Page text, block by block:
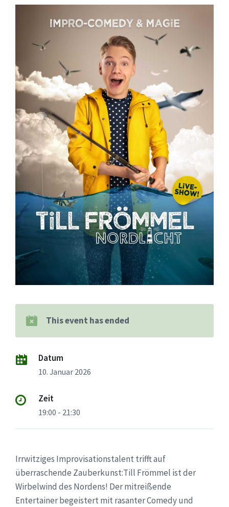
This event has ended
Datum
10. Januar 2026
Zeit
19:00 - 21:30
Irrwitziges Improvisationstalent trifft auf
überraschende Zauberkunst:Till Frömmel ist der
Wirbelwind des Nordens! Der mitreißende
Entertainer begeistert mit rasanter Comedy und